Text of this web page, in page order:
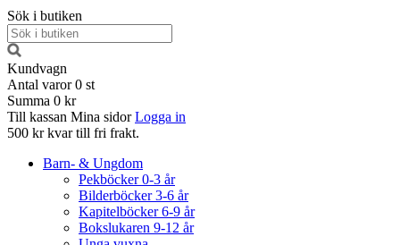
Sök i butiken
Kundvagn
Antal varor 0 st
Summa 0 kr
Till kassan Mina sidor Logga in
500 kr kvar till fri frakt.
Barn- & Ungdom
Pekböcker 0-3 år
Bilderböcker 3-6 år
Kapitelböcker 6-9 år
Bokslukaren 9-12 år